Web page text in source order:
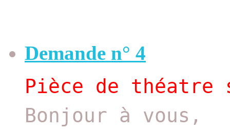
Demande n° 4
Pièce de théatre
Bonjour à vous,